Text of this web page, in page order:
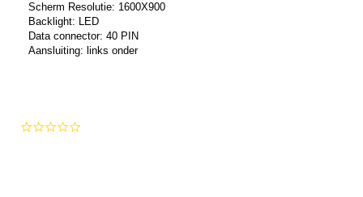
Scherm Resolutie: 1600X900
Backlight: LED
Data connector: 40 PIN
Aansluiting: links onder